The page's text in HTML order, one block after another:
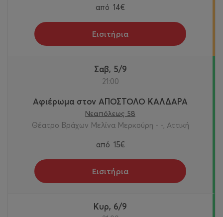
από 14€
Εισιτήρια
Σαβ, 5/9
21:00
Αφιέρωμα στον ΑΠΟΣΤΟΛΟ ΚΑΛΔΑΡΑ
Νεαπόλεως 58
Θέατρο Βράχων Μελίνα Μερκούρη - -, Αττική
από 15€
Εισιτήρια
Κυρ, 6/9